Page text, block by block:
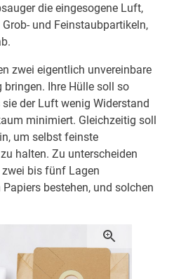
die eingesogene Luft,
und Feinstaubpartikeln,
zwei eigentlich unvereinbare
Ihre Hülle soll so
der Luft wenig Widerstand
minimiert. Gleichzeitig soll
um selbst feinste
halten. Zu unterscheiden
bis fünf Lagen
bestehen, und solchen